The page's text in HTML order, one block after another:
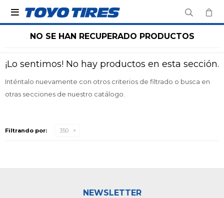

NO SE HAN RECUPERADO PRODUCTOS
¡Lo sentimos! No hay productos en esta sección.
Inténtalo nuevamente con otros criterios de filtrado o busca en
otras secciones de nuestro catálogo.
Filtrando por: 350
NEWSLETTER